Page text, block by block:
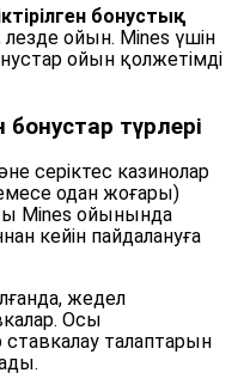
бонустық
лезде ойын. Mines үшін
ойын қолжетімді
түрлері
серіктес казинолар
одан жоғары)
Mines ойынында
кейін пайдалануға
жедел
Осы
талаптарын